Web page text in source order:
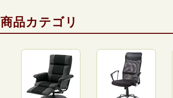
商品カテゴリ